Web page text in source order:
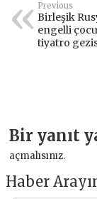
Previous
Birleşik
engelli
tiyatro
Bir yanıt
açmalısınız.
Haber